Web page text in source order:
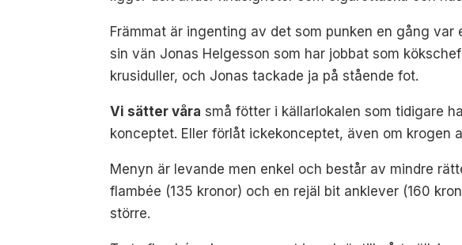
Främmat är ingenting av det som punken en gång
sin vän Jonas Helgesson som har jobbat som
krusiduller, och Jonas tackade ja på stående fot.
Vi sätter våra små fötter i källarlokalen som tidigare
konceptet. Eller förlåt ickekonceptet, även om krogen
Menyn är levande men enkel och består av mindre
flambée (135 kronor) och en rejäl bit anklever (160
större.